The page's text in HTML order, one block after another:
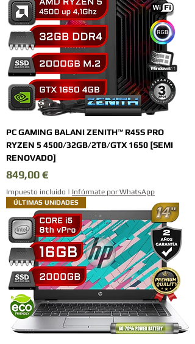
PC GAMING BALANI ZENITH™ R45S PRO
RYZEN 5 4500/32GB/2TB/GTX 1650 [SEMI
RENOVADO]
Precio
849,00 €
Impuesto incluido | Infórmate por WhatsApp
ÚLTIMAS UNIDADES